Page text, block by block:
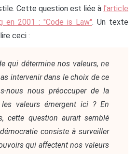
Cette question est liée à l'article
en 2001 : "Code is Law". Un texte
ceci :
qui détermine nos valeurs, ne
intervenir dans le choix de ce
nous nous préoccuper de la
valeurs émergent ici ? En
cette question aurait semblé
consiste à surveiller
qui affectent nos valeurs